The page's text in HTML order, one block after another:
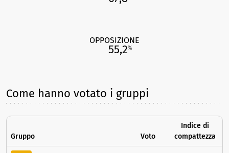
OPPOSIZIONE
55,2%
Come hanno votato i gruppi
Gruppo Voto
Indice di
compattezza